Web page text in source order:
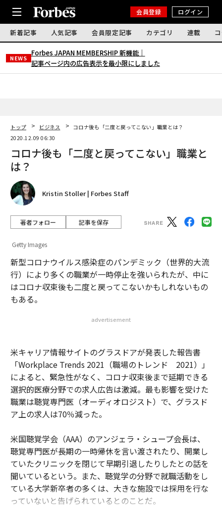
会員登録 ログイン
新着記事 人気記事 会員限定記事 カテゴリ 連載
NEWS
Forbes JAPAN MEMBERSHIP 新機能｜
記事ページ内の広告表示を最小限にしました
トップ ビジネス
コロナ後も「二度と戻ってこない」職業とは？
2020.12.09 06:30
コロナ後も「二度と戻ってこない」職業と
は？
Kristin Stoller | Forbes Staff
著者フォロー 記事を保存
Getty Images
新型コロナウイルス感染症のパンデミック（世界的大流
行）により多くの職業が一時停止を強いられたが、中に
はコロナ収束後も二度と戻ってこないかもしれないもの
もある。
advertisement
米キャリア情報サイトのグラスドアが発表した報告書
「Workplace Trends 2021（職場のトレンド 2021）」
によると、緊急性がなく、コロナ収束後まで延期できる
選択的医療分野での求人広告は激減。最も影響を受けた
職業は聴覚専門医（オーディオロジスト）で、グラスド
ア上の求人は70％減った。
米国聴覚学会（AAA）のアンジェラ・シュープ会長は、
聴覚専門医が長期の一時帰休を言い渡されたり、開業し
ていたクリニックを閉じて早期引退したりしたとの話を
聞いているという。また、聴覚学の分野で就職活動をし
ている大学新卒者の多くは、大きな施設では採用を行な
っていないと告げられているとのことだ。